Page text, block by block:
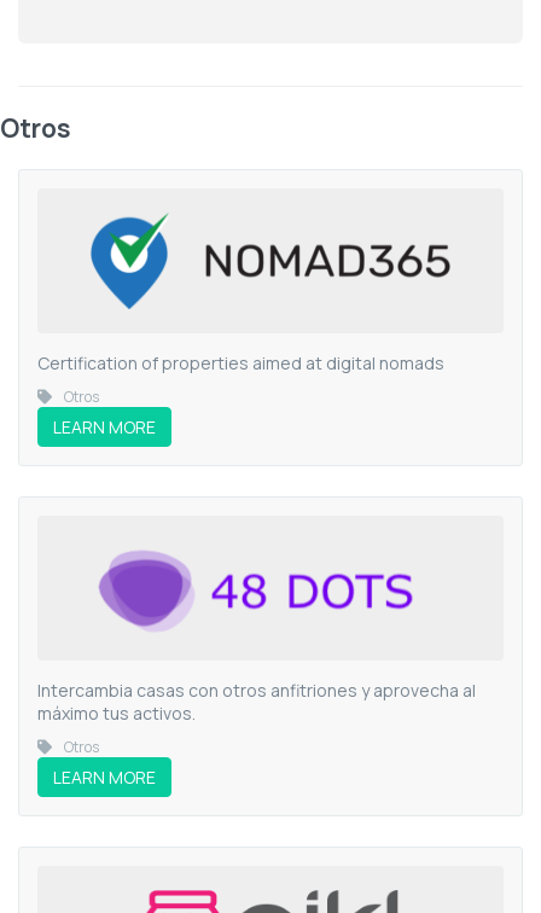
Otros
Certification of properties aimed at digital nomads
Otros
LEARN MORE
Intercambia casas con otros anfitriones y aprovecha al
máximo tus activos.
Otros
LEARN MORE